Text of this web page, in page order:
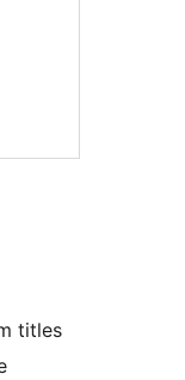
titles